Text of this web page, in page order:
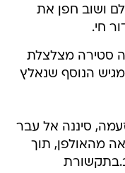
ושוב חפן את
חי.
סטירה מצלצלת
הנוסף שנאלץ
סיננה אל עבר
מהאולפן, תוך